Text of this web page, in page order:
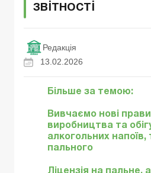
звітності
Редакція
13.02.2026
Більше за темою:
Вивчаємо нові
виробництва та
алкогольних
пального
Ліцензія на пальне,